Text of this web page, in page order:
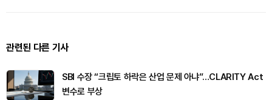
관련된 다른 기사
SBI 수장 “크립토 하락은 산업 문제 아냐”…CLARITY Act
변수로 부상